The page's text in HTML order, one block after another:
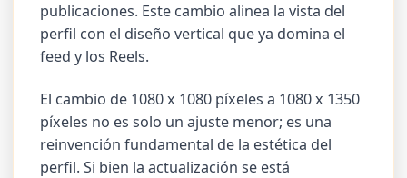
publicaciones. Este cambio alinea la vista del
perfil con el diseño vertical que ya domina el
feed y los Reels.
El cambio de 1080 x 1080 píxeles a 1080 x 1350
píxeles no es solo un ajuste menor; es una
reinvención fundamental de la estética del
perfil. Si bien la actualización se está